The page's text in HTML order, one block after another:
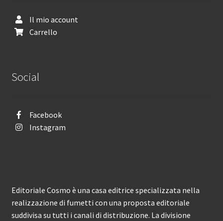
Il mio account
Carrello
Social
Facebook
Instagram
Editoriale Cosmo è una casa editrice specializzata nella
realizzazione di fumetti con una proposta editoriale
suddivisa su tutti i canali di distribuzione. La divisione